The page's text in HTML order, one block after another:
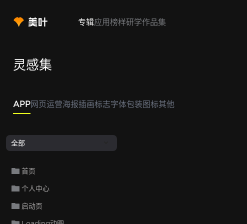
专辑应用榜样研学作品集
灵感集
APP网页运营海报插画标志字体包装图标其他
全部
首页
个人中心
启动页